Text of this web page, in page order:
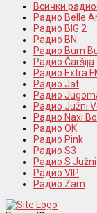
Всички
Радио Belle
Радио BIG 2
Радио BN
Радио Bum
Радио Čaršija
Радио Extra
Радио Jat
Радио
Радио Južni
Радио Naxi
Радио OK
Радио Pink
Радио S3
Радио S Južni
Радио VIP
Радио Zam